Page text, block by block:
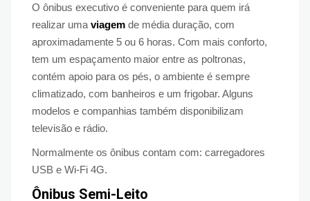
O ônibus executivo é conveniente para quem irá
realizar uma viagem de média duração, com
aproximadamente 5 ou 6 horas. Com mais conforto,
tem um espaçamento maior entre as poltronas,
contém apoio para os pés, o ambiente é sempre
climatizado, com banheiros e um frigobar. Alguns
modelos e companhias também disponibilizam
televisão e rádio.
Normalmente os ônibus contam com: carregadores
USB e Wi-Fi 4G.
Ônibus Semi-Leito